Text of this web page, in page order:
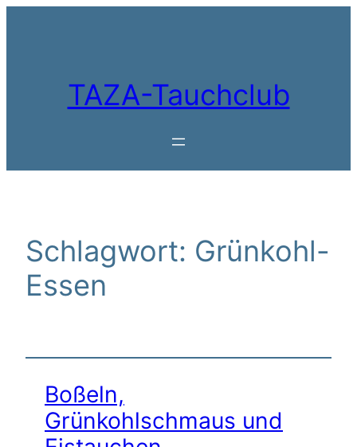
TAZA-Tauchclub
Schlagwort: Grünkohl-
Essen
Boßeln,
Grünkohlschmaus und